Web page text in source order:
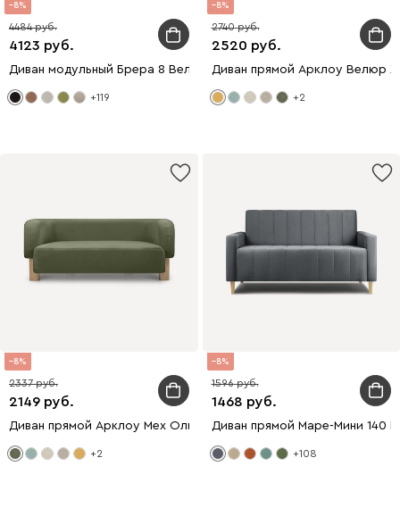
8
4123
4484
Диван модульный Брера 8 Велюр Черный
+119
8
2520
2740
Диван прямой Арклоу Велюр
+2
8
2149
2337
Диван прямой Арклоу Мех Оливковый
+2
8
1468
1596
Диван прямой Маре-Мини 140
+108